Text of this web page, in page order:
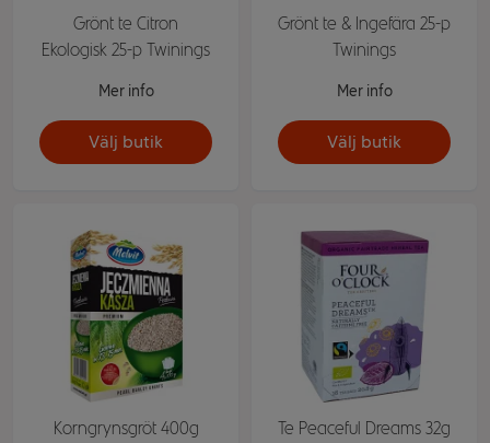
Grönt te Citron
Ekologisk 25-p Twinings
Mer info
Välj butik
Grönt te & Ingefära 25-p
Twinings
Mer info
Välj butik
Korngrynsgröt 400g
Te Peaceful Dreams 32g